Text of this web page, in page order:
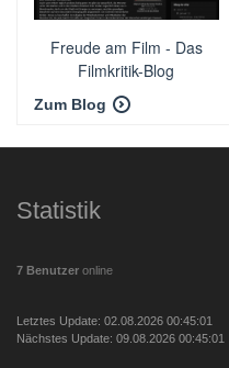
Freude am Film - Das
Filmkritik-Blog
Zum Blog
Statistik
7 Benutzer online
Letztes Update: 02.08.2026 00:45:01
Nächstes Update: 09.08.2026 00:45:01